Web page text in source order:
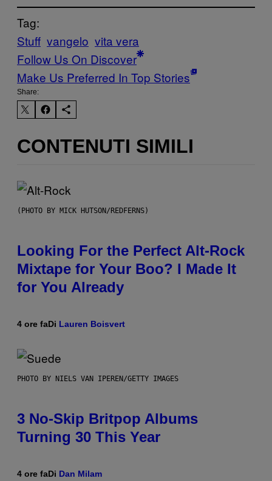
Tag:
Stuff vangelo vita vera
Follow Us On Discover
Make Us Preferred In Top Stories
Share:
CONTENUTI SIMILI
(PHOTO BY MICK HUTSON/REDFERNS)
Looking For the Perfect Alt-Rock
Mixtape for Your Boo? I Made It
for You Already
4 ore faDi Lauren Boisvert
PHOTO BY NIELS VAN IPEREN/GETTY IMAGES
3 No-Skip Britpop Albums
Turning 30 This Year
4 ore faDi Dan Milam